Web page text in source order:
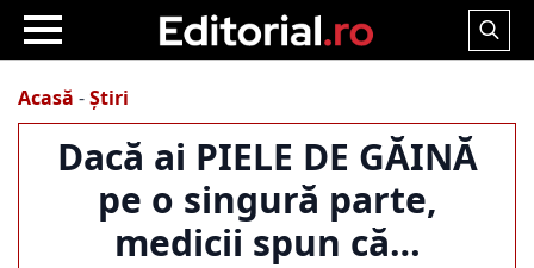
Search
Acasă -Știri
Dacă ai PIELE DE GĂINĂ
pe o singură parte,
medicii spun că…